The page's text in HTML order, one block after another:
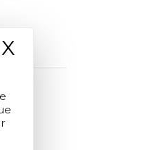
X